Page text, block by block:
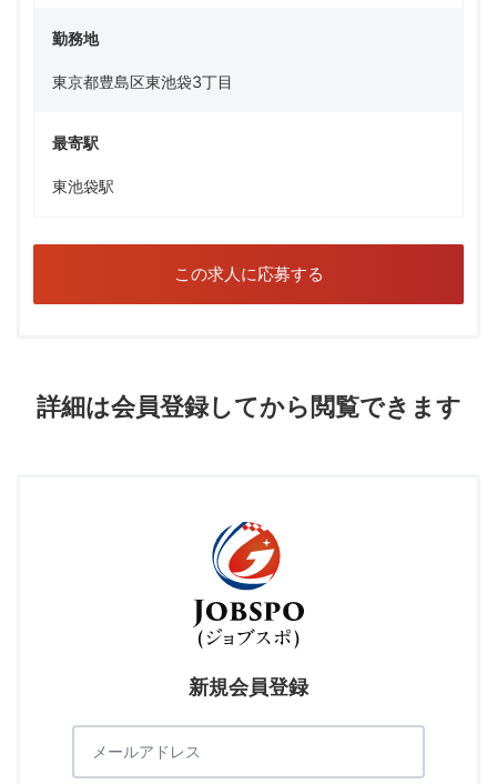
勤務地
東京都豊島区東池袋3丁目
最寄駅
東池袋駅
この求人に応募する
詳細は会員登録してから閲覧できます
新規会員登録